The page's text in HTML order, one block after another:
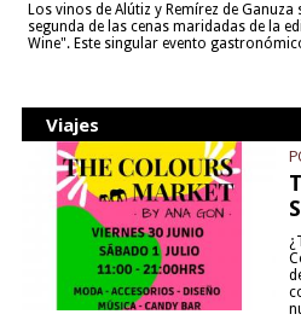
Los vinos de Alútiz y Remírez de
segunda de las cenas maridadas de la
Wine". Este singular evento
Viajes